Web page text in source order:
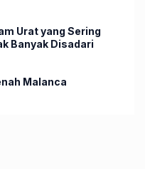
Urat yang Sering
Banyak Disadari
Malanca